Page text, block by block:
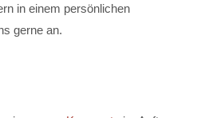
in einem persönlichen
gerne an.